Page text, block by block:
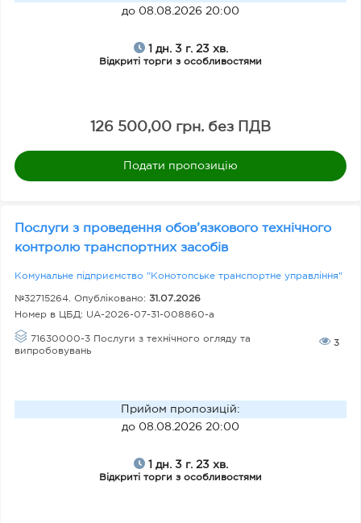
до 08.08.2026 20:00
1 дн. 3 г. 23 хв.
Відкриті торги з особливостями
126 500,00 грн. без ПДВ
Подати пропозицію
Послуги з проведення обов’язкового технічного
контролю транспортних засобів
Комунальне підприємство "Конотопське транспортне управління"
№32715264. Опубліковано: 31.07.2026
Номер в ЦБД: UA-2026-07-31-008860-a
71630000-3 Послуги з технічного огляду та
випробовувань
3
Прийом пропозицій:
до 08.08.2026 20:00
1 дн. 3 г. 23 хв.
Відкриті торги з особливостями